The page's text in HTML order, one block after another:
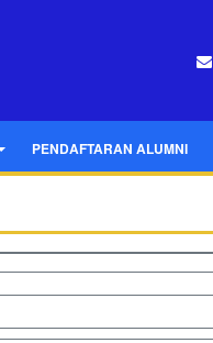
PENDAFTARAN ALUMNI